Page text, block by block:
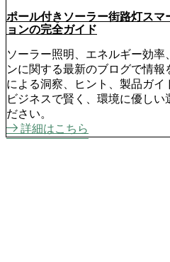
ポール付きソーラー街路灯ス
ョンの完全ガイド
ソーラー照明、エネルギー効率
ンに関する最新のブログで情
による洞察、ヒント、製品ガ
ビジネスで賢く、環境に優しい
ださい。
詳細はこちら